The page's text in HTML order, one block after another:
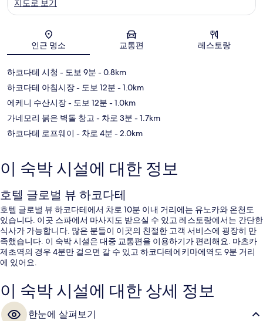
지도
지도로 보기
인근 명소 교통편 레스토랑
하코다테 시청 - 도보 9분 - 0.8km
하코다테 아침시장- 도보 12분 - 1.0km
에케니 수산시장- 도보 12분 - 1.0km
가네모리 붉은 벽돌 창고 - 차로 3분 - 1.7km
하코다테 로프웨이 - 차로 4분 - 2.0km
이 숙박 시설에 대한 정보
호텔 글로벌 뷰 하코다테
호텔 글로벌 뷰 하코다테에서 차로 10분 이내 거리에는 유노카와 온천도
있습니다. 이곳 스파에서 마사지도 받으실 수 있고 레스토랑에서는 간단한
식사가 가능합니다. 많은 분들이 이곳의 친절한 고객 서비스에 굉장히 만
족했습니다. 이 숙박 시설은 대중 교통편을 이용하기가 편리해요. 마츠카
제초역의 경우 4분만 걸으면 갈 수 있고 하코다테에키마에역도 9분 거리
에 있어요.
이 숙박 시설에 대한 상세 정보
한눈에 살펴보기